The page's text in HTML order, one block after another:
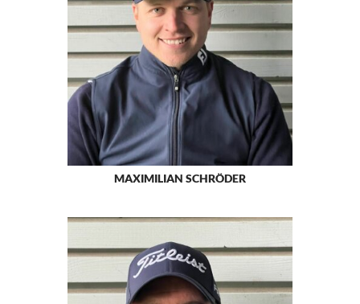
MAXIMILIAN SCHRÖDER